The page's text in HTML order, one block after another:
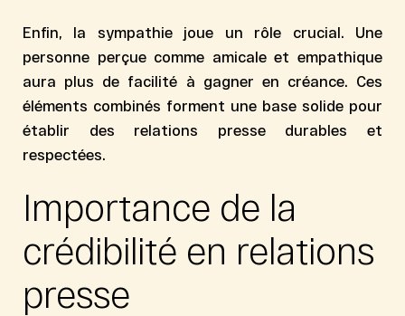
Enfin, la sympathie joue un rôle crucial. Une
personne perçue comme amicale et empathique
aura plus de facilité à gagner en créance. Ces
éléments combinés forment une base solide pour
établir des relations presse durables et
respectées.
Importance de la
crédibilité en relations
presse